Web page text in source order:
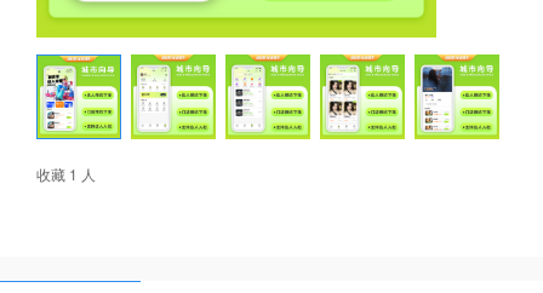
收藏 1 人